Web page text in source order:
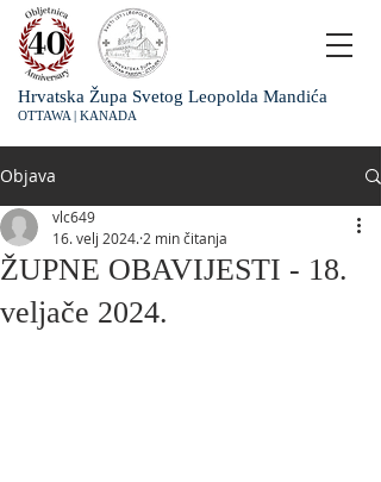
Hrvatska Župa Svetog Leopolda Mandića
OTTAWA | KANADA
Objava
ŽUPNE OBAVIJESTI - 18.
veljače 2024.
vlc649
16. velj 2024. 2 min čitanja